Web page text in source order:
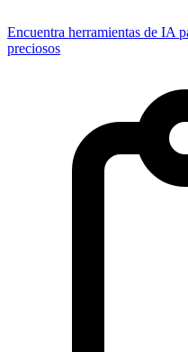
Encuentra herramientas de IA
preciosos